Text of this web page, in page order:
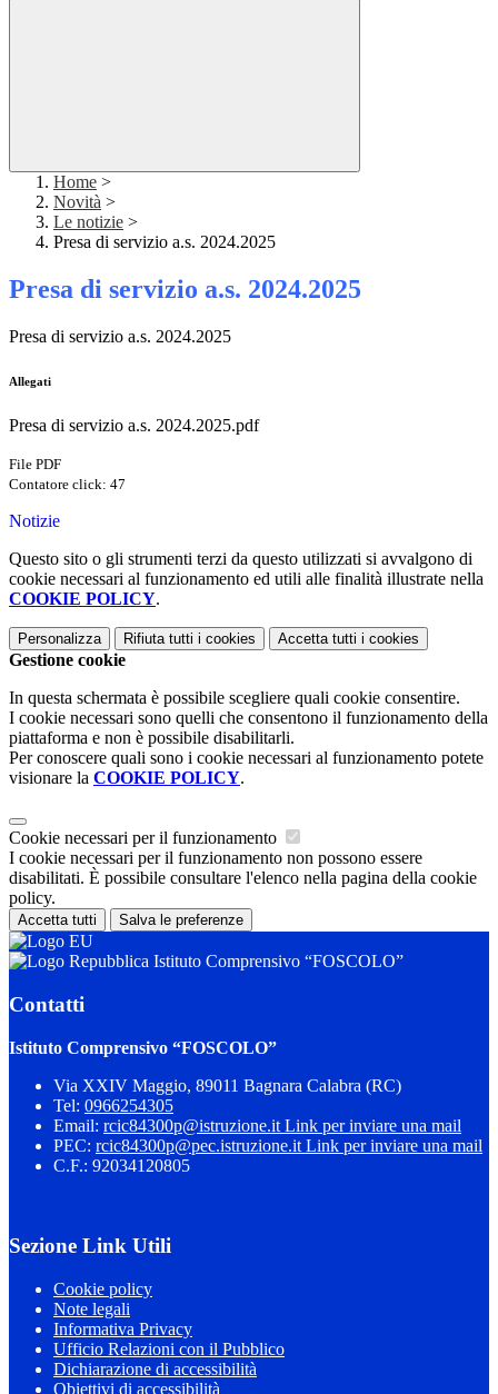
Home >
Novità >
Le notizie >
Presa di servizio a.s. 2024.2025
Presa di servizio a.s. 2024.2025
Presa di servizio a.s. 2024.2025
Allegati
Presa di servizio a.s. 2024.2025.pdf
File PDF
Contatore click: 47
Notizie
Questo sito o gli strumenti terzi da questo utilizzati si avvalgono di
cookie necessari al funzionamento ed utili alle finalità illustrate nella
COOKIE POLICY.
Personalizza Rifiuta tutti i cookies Accetta tutti i cookies
Gestione cookie
In questa schermata è possibile scegliere quali cookie consentire.
I cookie necessari sono quelli che consentono il funzionamento della
piattaforma e non è possibile disabilitarli.
Per conoscere quali sono i cookie necessari al funzionamento potete
visionare la COOKIE POLICY.
Cookie necessari per il funzionamento
I cookie necessari per il funzionamento non possono essere
disabilitati. È possibile consultare l'elenco nella pagina della cookie
policy.
Accetta tutti Salva le preferenze
Istituto Comprensivo “FOSCOLO”
Contatti
Istituto Comprensivo “FOSCOLO”
Via XXIV Maggio, 89011 Bagnara Calabra (RC)
Tel: 0966254305
Email: rcic84300p@istruzione.it Link per inviare una mail
PEC: rcic84300p@pec.istruzione.it Link per inviare una mail
C.F.: 92034120805
Sezione Link Utili
Cookie policy
Note legali
Informativa Privacy
Ufficio Relazioni con il Pubblico
Dichiarazione di accessibilità
Obiettivi di accessibilità